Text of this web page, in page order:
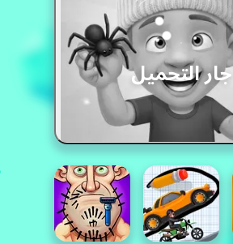
جار التحميل